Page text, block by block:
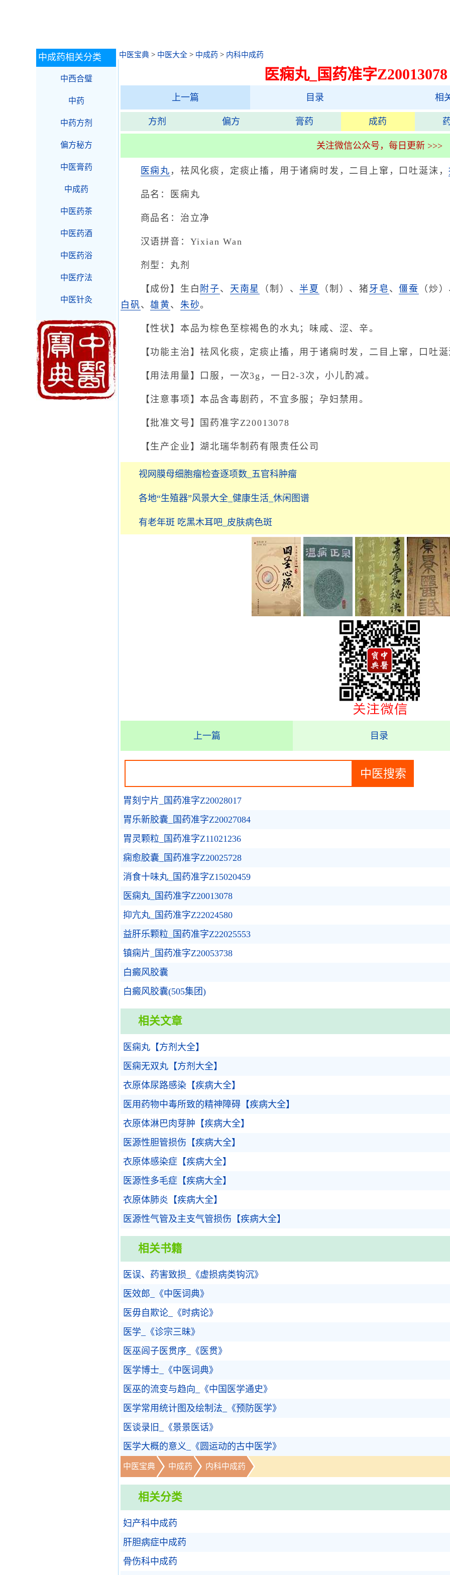
中医宝典 > 中医大全 > 中成药 > 内科中成药
医痫丸_国药准字Z20013078
上一篇 目录 相
方剂 偏方 膏药 成药
关注微信公众号，每日更新 >>>
医痫丸 ，祛风化痰，定痰止搐，用于诸痫时发，二目上窜，口吐涎沫，
品名：医痫丸
商品名：治立净
汉语拼音：Yixian Wan
剂型：丸剂
【成份】生白 附子、 天南星 （制）、 半夏 （制）、猪牙皂 、僵蚕
（炒
白矾、雄黄 、 朱砂。
【性状】本品为棕色至棕褐色的水丸；味咸、涩、辛。
【功能主治】祛风化痰，定痰止搐，用于诸痫时发，二目上窜，口吐涎
【用法用量】口服，一次3g，一日2-3次，小儿酌减。
【注意事项】本品含毒剧药，不宜多服；孕妇禁用。
【批准文号】国药准字Z20013078
【生产企业】湖北瑞华制药有限责任公司
视网膜母细胞瘤检查逐项数_五官科肿瘤
各地“生殖器”风景大全_健康生活_休闲图谱
有老年斑 吃黑木耳吧_皮肤病色斑
上一篇 目录
胃刻宁片_国药准字Z20028017
胃乐新胶囊_国药准字Z20027084
胃灵颗粒_国药准字Z11021236
痫愈胶囊_国药准字Z20025728
消食十味丸_国药准字Z15020459
医痫丸_国药准字Z20013078
抑亢丸_国药准字Z22024580
益肝乐颗粒_国药准字Z22025553
镇痫片_国药准字Z20053738
白癜风胶囊
白癜风胶囊(505集团)
相关文章
医痫丸【方剂大全】
医痫无双丸【方剂大全】
衣原体尿路感染【疾病大全】
医用药物中毒所致的精神障碍【疾病大全】
衣原体淋巴肉芽肿【疾病大全】
医源性胆管损伤【疾病大全】
衣原体感染症【疾病大全】
医源性多毛症【疾病大全】
衣原体肺炎【疾病大全】
医源性气管及主支气管损伤【疾病大全】
相关书籍
医误、药害致损_《虚损病类钩沉》
医效郎_《中医词典》
医毋自欺论_《时病论》
医学_《诊宗三昧》
医巫闾子医贯序_《医贯》
医学博士_《中医词典》
医巫的流变与趋向_《中国医学通史》
医学常用统计图及绘制法_《预防医学》
医谈录旧_《景景医话》
医学大概的意义_《圆运动的古中医学》
中医宝典 中成药 内科中成药
相关分类
妇产科中成药
肝胆病症中成药
骨伤科中成药
中成药相关分类
中西合璧
中药
中药方剂
偏方秘方
中医膏药
中成药
中医药茶
中医药酒
中医药浴
中医疗法
中医针灸